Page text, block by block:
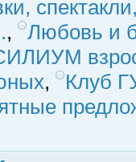
,
Любовь и
,
Клуб